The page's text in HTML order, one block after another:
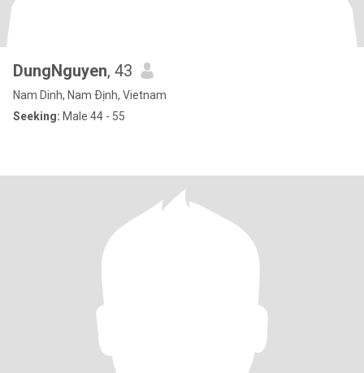
DungNguyen, 43
Nam Dinh, Nam Ðịnh, Vietnam
Seeking: Male 44 - 55